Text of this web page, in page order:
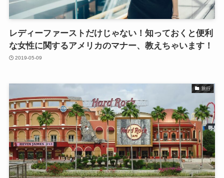
レディーファーストだけじゃない！知っておくと便利
な女性に関するアメリカのマナー、教えちゃいます！
2019-05-09
旅行